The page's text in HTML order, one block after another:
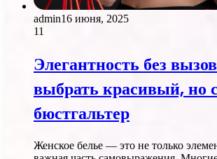
admin16 июня, 2025
11
Элегантность без
выбрать красивый, но
бюстгальтер
Женское белье — это не только